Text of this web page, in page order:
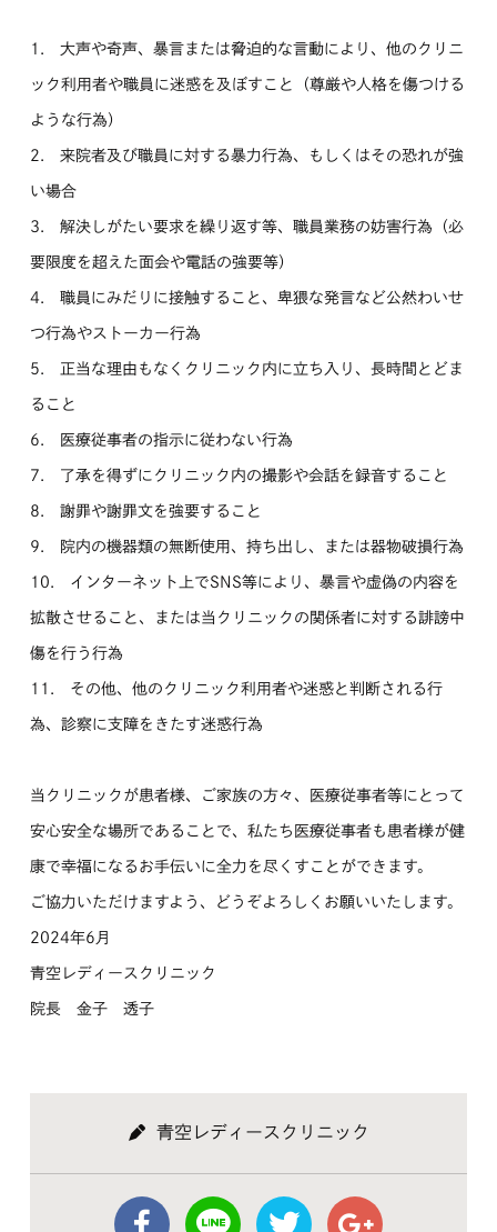
1. 大声や奇声、暴言または脅迫的な言動により、他のクリニ
ック利用者や職員に迷惑を及ぼすこと（尊厳や人格を傷つける
ような行為）
2. 来院者及び職員に対する暴力行為、もしくはその恐れが強
い場合
3. 解決しがたい要求を繰り返す等、職員業務の妨害行為（必
要限度を超えた面会や電話の強要等）
4. 職員にみだりに接触すること、卑猥な発言など公然わいせ
つ行為やストーカー行為
5. 正当な理由もなくクリニック内に立ち入り、長時間とどま
ること
6. 医療従事者の指示に従わない行為
7. 了承を得ずにクリニック内の撮影や会話を録音すること
8. 謝罪や謝罪文を強要すること
9. 院内の機器類の無断使用、持ち出し、または器物破損行為
10. インターネット上でSNS等により、暴言や虚偽の内容を
拡散させること、または当クリニックの関係者に対する誹謗中
傷を行う行為
11. その他、他のクリニック利用者や迷惑と判断される行
為、診察に支障をきたす迷惑行為
当クリニックが患者様、ご家族の方々、医療従事者等にとって
安心安全な場所であることで、私たち医療従事者も患者様が健
康で幸福になるお手伝いに全力を尽くすことができます。
ご協力いただけますよう、どうぞよろしくお願いいたします。
2024年6月
青空レディースクリニック
院長 金子 透子
青空レディースクリニック